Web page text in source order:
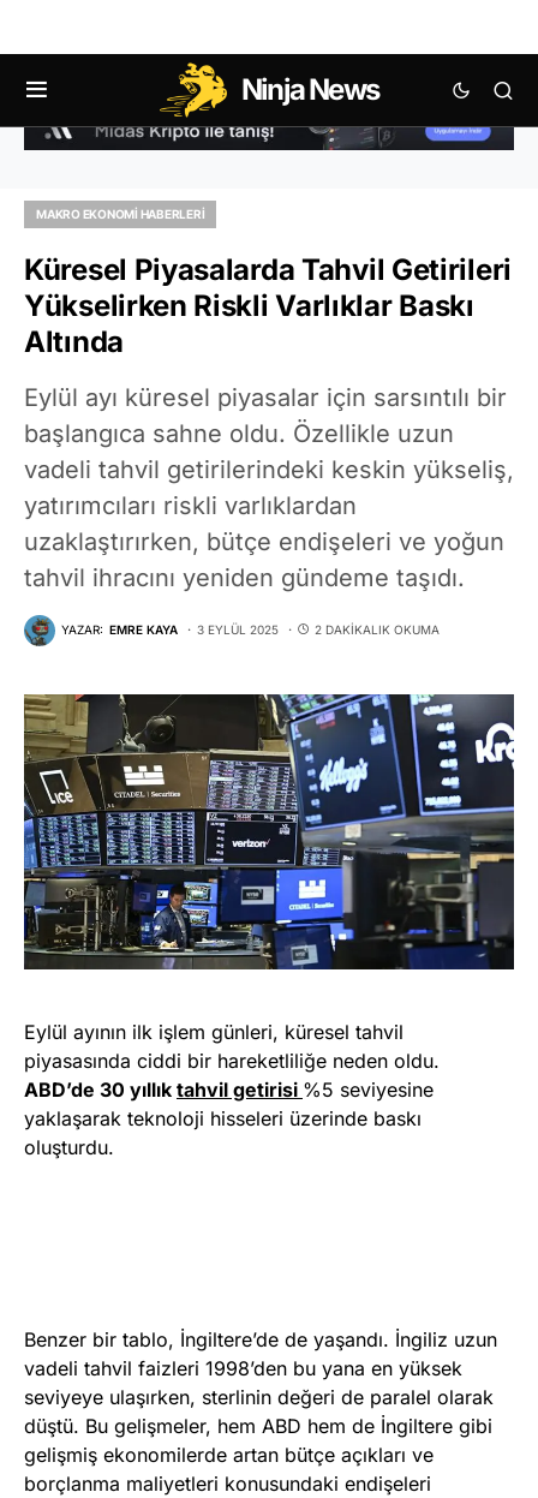
Ninja News
MAKRO EKONOMI HABERLERI
Küresel Piyasalarda Tahvil Getirileri
Yükselirken Riskli Varlıklar Baskı
Altında
Eylül ayı küresel piyasalar için sarsıntılı bir
başlangıca sahne oldu. Özellikle uzun
vadeli tahvil getirilerindeki keskin yükseliş,
yatırımcıları riskli varlıklardan
uzaklaştırırken, bütçe endişeleri ve yoğun
tahvil ihracını yeniden gündeme taşıdı.
YAZAR: EMRE KAYA 3 EYLÜL 2025 2 DAKIKALIK OKUMA
Eylül ayının ilk işlem günleri, küresel tahvil
piyasasında ciddi bir hareketliliğe neden oldu.
ABD’de 30 yıllık tahvil getirisi %5 seviyesine
yaklaşarak teknoloji hisseleri üzerinde baskı
oluşturdu.
Benzer bir tablo, İngiltere’de de yaşandı. İngiliz uzun
vadeli tahvil faizleri 1998’den bu yana en yüksek
seviyeye ulaşırken, sterlinin değeri de paralel olarak
düştü. Bu gelişmeler, hem ABD hem de İngiltere gibi
gelişmiş ekonomilerde artan bütçe açıkları ve
borçlanma maliyetleri konusundaki endişeleri